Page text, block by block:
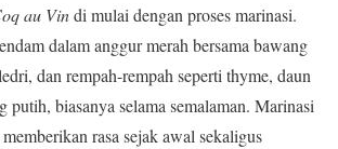
au Vindi mulai dengan proses marinasi.
dalam anggur merah bersama bawang
dan rempah-rempah seperti thyme, daun
putih, biasanya selama semalaman. Marinasi
rasa sejak awal sekaligus